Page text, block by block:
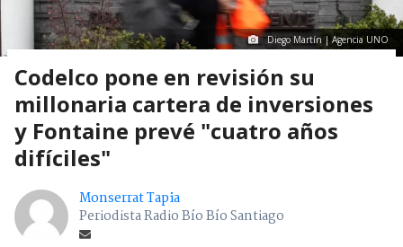
Diego Martín | Agencia UNO
Codelco pone en revisión su
millonaria cartera de inversiones
y Fontaine prevé "cuatro años
difíciles"
Monserrat Tapia
Periodista Radio Bío Bío Santiago